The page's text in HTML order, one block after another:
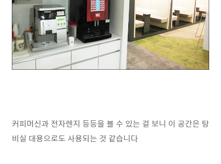
커피머신과 전자렌지 등등을 볼 수 있는 걸 보니 이 공간은 탕
비실 대용으로도 사용되는 것 같습니다